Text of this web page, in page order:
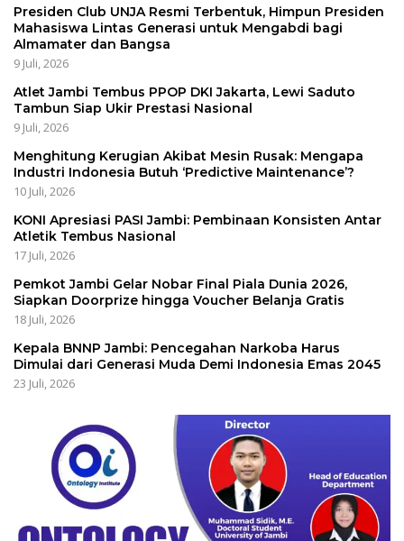
Presiden Club UNJA Resmi Terbentuk, Himpun Presiden
Mahasiswa Lintas Generasi untuk Mengabdi bagi
Almamater dan Bangsa
9 Juli, 2026
Atlet Jambi Tembus PPOP DKI Jakarta, Lewi Saduto
Tambun Siap Ukir Prestasi Nasional
9 Juli, 2026
Menghitung Kerugian Akibat Mesin Rusak: Mengapa
Industri Indonesia Butuh ‘Predictive Maintenance’?
10 Juli, 2026
KONI Apresiasi PASI Jambi: Pembinaan Konsisten Antar
Atletik Tembus Nasional
17 Juli, 2026
Pemkot Jambi Gelar Nobar Final Piala Dunia 2026,
Siapkan Doorprize hingga Voucher Belanja Gratis
18 Juli, 2026
Kepala BNNP Jambi: Pencegahan Narkoba Harus
Dimulai dari Generasi Muda Demi Indonesia Emas 2045
23 Juli, 2026